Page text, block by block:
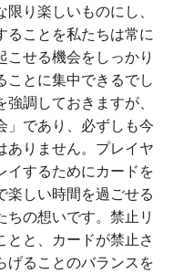
限り楽しいものにし、
ることを私たちは常に
せる機会をしっかり
ことに集中できるでし
調しておきますが、
」であり、必ずしも今
ありません。プレイヤ
イするためにカードを
楽しい時間を過ごせる
の想いです。禁止リ
とと、カードが禁止さ
げることのバランスを